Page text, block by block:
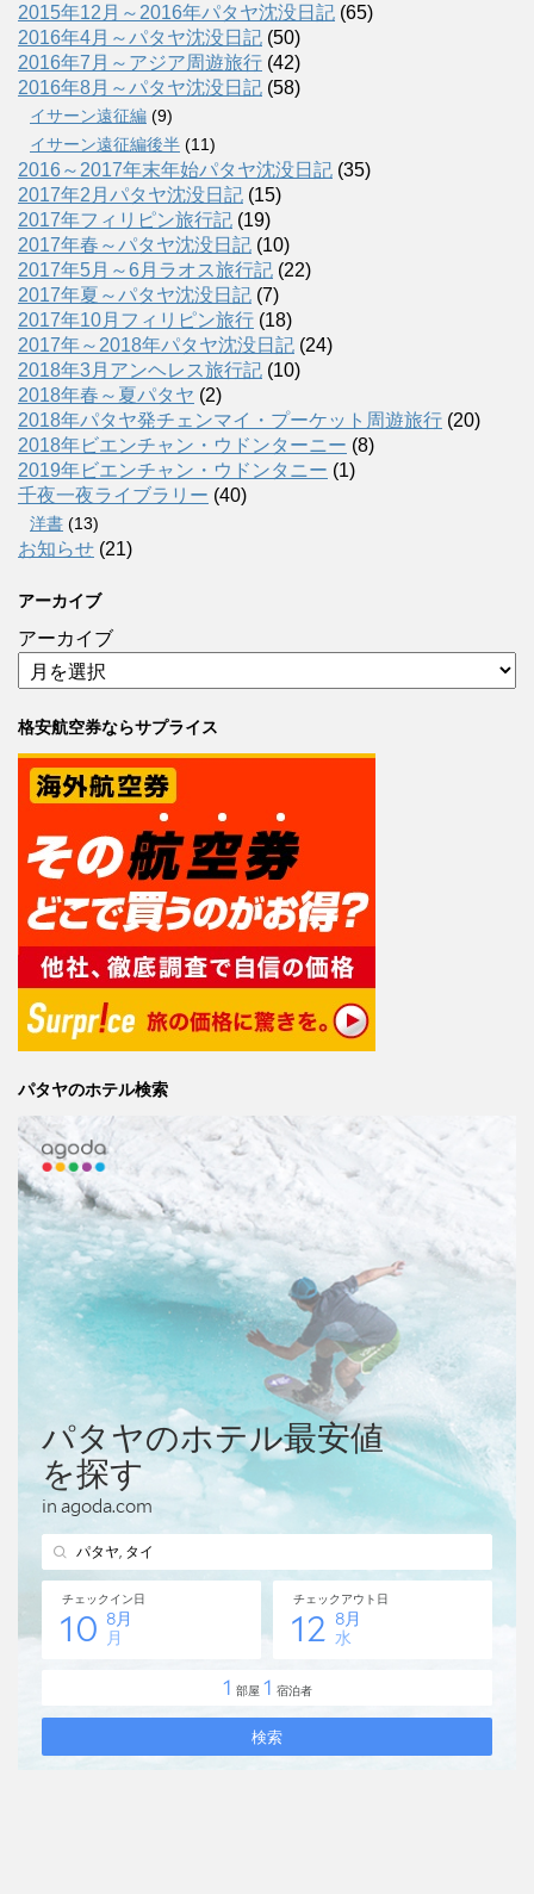
2015年12月～2016年パタヤ沈没日記 (65)
2016年4月～パタヤ沈没日記 (50)
2016年7月～アジア周遊旅行 (42)
2016年8月～パタヤ沈没日記 (58)
イサーン遠征編 (9)
イサーン遠征編後半 (11)
2016～2017年末年始パタヤ沈没日記 (35)
2017年2月パタヤ沈没日記 (15)
2017年フィリピン旅行記 (19)
2017年春～パタヤ沈没日記 (10)
2017年5月～6月ラオス旅行記 (22)
2017年夏～パタヤ沈没日記 (7)
2017年10月フィリピン旅行 (18)
2017年～2018年パタヤ沈没日記 (24)
2018年3月アンヘレス旅行記 (10)
2018年春～夏パタヤ (2)
2018年パタヤ発チェンマイ・プーケット周遊旅行 (20)
2018年ビエンチャン・ウドンターニー (8)
2019年ビエンチャン・ウドンタニー (1)
千夜一夜ライブラリー (40)
洋書 (13)
お知らせ (21)
アーカイブ
アーカイブ
格安航空券ならサプライス
パタヤのホテル検索